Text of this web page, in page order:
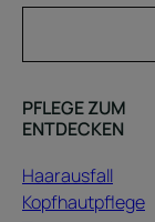
PFLEGE ZUM
ENTDECKEN
Haarausfall
Kopfhautpflege